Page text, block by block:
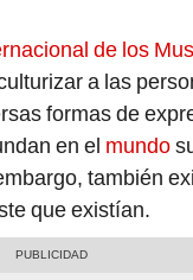
de los
a las
formas de
en el mundo
también
que existían.